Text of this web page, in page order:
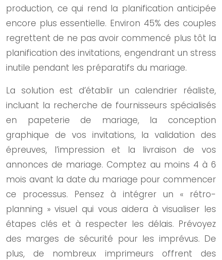
production, ce qui rend la planification anticipée
encore plus essentielle. Environ 45% des couples
regrettent de ne pas avoir commencé plus tôt la
planification des invitations, engendrant un stress
inutile pendant les préparatifs du mariage.
La solution est d’établir un calendrier réaliste,
incluant la recherche de fournisseurs spécialisés
en papeterie de mariage, la conception
graphique de vos invitations, la validation des
épreuves, l’impression et la livraison de vos
annonces de mariage. Comptez au moins 4 à 6
mois avant la date du mariage pour commencer
ce processus. Pensez à intégrer un « rétro-
planning » visuel qui vous aidera à visualiser les
étapes clés et à respecter les délais. Prévoyez
des marges de sécurité pour les imprévus. De
plus, de nombreux imprimeurs offrent des